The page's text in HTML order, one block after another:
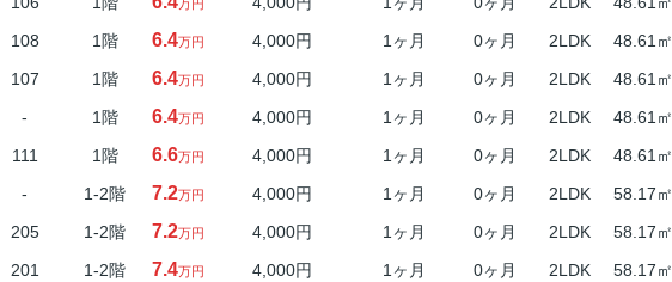
万円
108 1階 6.4万円 4,000円 1ヶ月 0ヶ月 2LDK 48.61㎡
107 1階 6.4万円 4,000円 1ヶ月 0ヶ月 2LDK 48.61㎡
- 1階 6.4万円 4,000円 1ヶ月 0ヶ月 2LDK 48.61㎡
111 1階 6.6万円 4,000円 1ヶ月 0ヶ月 2LDK 48.61㎡
- 1-2階 7.2万円 4,000円 1ヶ月 0ヶ月 2LDK 58.17㎡
205 1-2階 7.2万円 4,000円 1ヶ月 0ヶ月 2LDK 58.17㎡
201 1-2階 7.4万円 4,000円 1ヶ月 0ヶ月 2LDK 58.17㎡